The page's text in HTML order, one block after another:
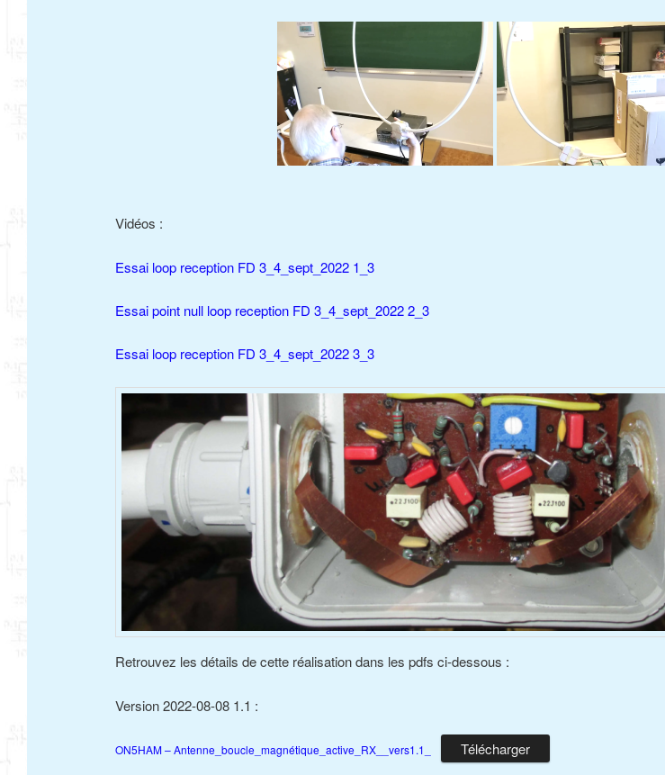
Vidéos :
Essai loop reception FD 3_4_sept_2022 1_3
Essai point null loop reception FD 3_4_sept_2022 2_3
Essai loop reception FD 3_4_sept_2022 3_3
Retrouvez les détails de cette réalisation dans les pdfs ci-dessous :
Version 2022-08-08 1.1 :
ON5HAM – Antenne_boucle_magnétique_active_RX__vers1.1_ Télécharger